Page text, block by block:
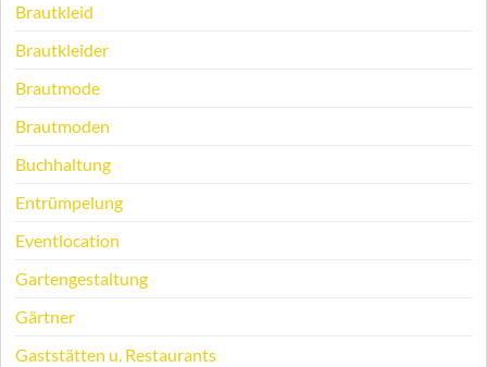
Brautkleid
Brautkleider
Brautmode
Brautmoden
Buchhaltung
Entrümpelung
Eventlocation
Gartengestaltung
Gärtner
Gaststätten u. Restaurants